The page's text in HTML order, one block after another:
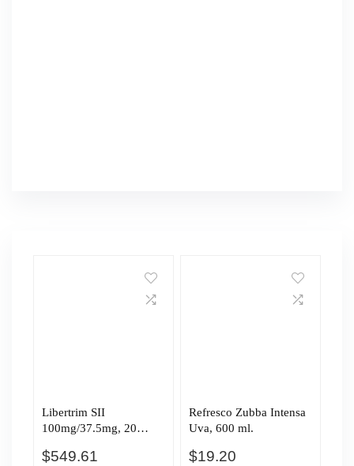
Libertrim SII
100mg/37.5mg, 20
$549.61
Refresco Zubba Intensa
Uva, 600 ml.
$19.20